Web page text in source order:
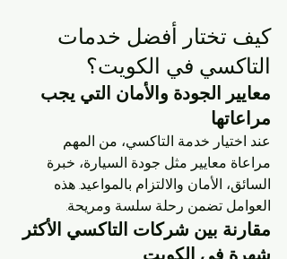
كيف تختار أفضل خدمات
التاكسي في الكويت؟
معايير الجودة والأمان التي يجب
مراعاتها
عند اختيار خدمة التاكسي، من المهم
مراعاة معايير مثل جودة السيارة، خبرة
السائق، الأمان والالتزام بالمواعيد. هذه
العوامل تضمن رحلة سلسة ومريحة.
مقارنة بين شركات التاكسي الأكثر